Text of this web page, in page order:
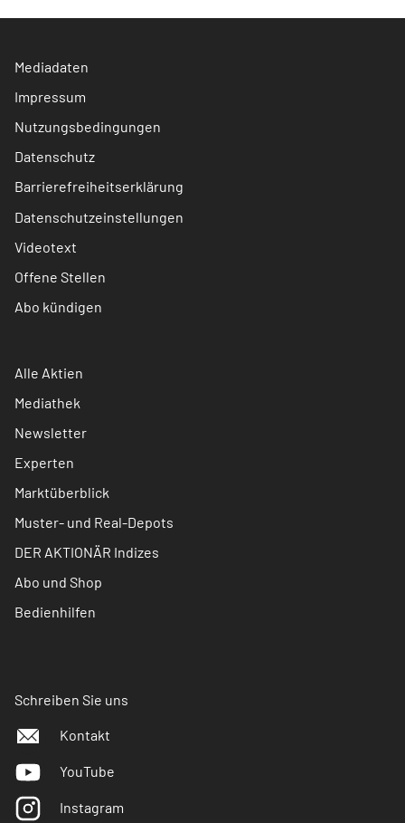
Mediadaten
Impressum
Nutzungsbedingungen
Datenschutz
Barrierefreiheitserklärung
Datenschutzeinstellungen
Videotext
Offene Stellen
Abo kündigen
Alle Aktien
Mediathek
Newsletter
Experten
Marktüberblick
Muster- und Real-Depots
DER AKTIONÄR Indizes
Abo und Shop
Bedienhilfen
Schreiben Sie uns
Kontakt
YouTube
Instagram